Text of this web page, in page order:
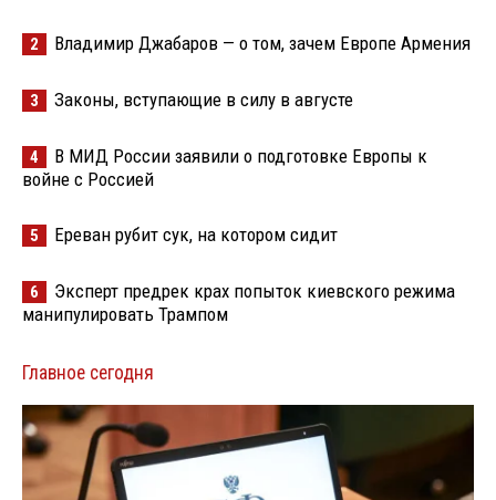
2 Владимир Джабаров — о том, зачем Европе Армения
3 Законы, вступающие в силу в августе
4
В МИД России заявили о подготовке Европы к
войне с Россией
5 Ереван рубит сук, на котором сидит
6
Эксперт предрек крах попыток киевского режима
манипулировать Трампом
Главное сегодня